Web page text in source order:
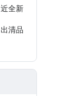
近全新
出清品